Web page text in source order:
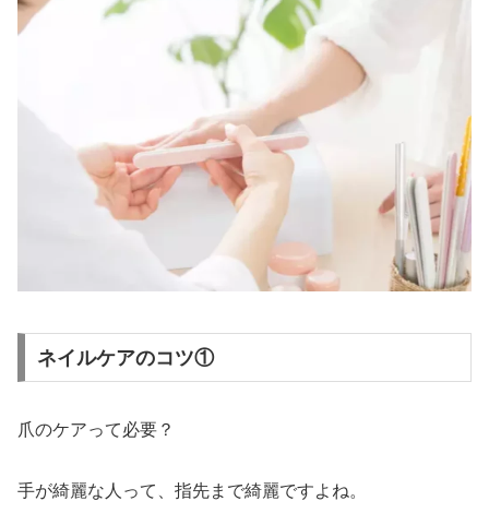
ネイルケアのコツ①
爪のケアって必要？
手が綺麗な人って、指先まで綺麗ですよね。